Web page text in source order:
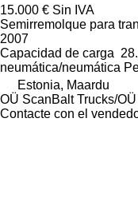
15.000 € Sin IVA
Semirremolque para
2007
Capacidad de carga
neumática/neumática
Estonia, Maardu
OÜ ScanBalt Trucks/
Contacte con el